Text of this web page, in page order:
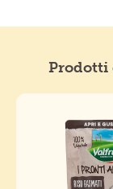
Prodotti